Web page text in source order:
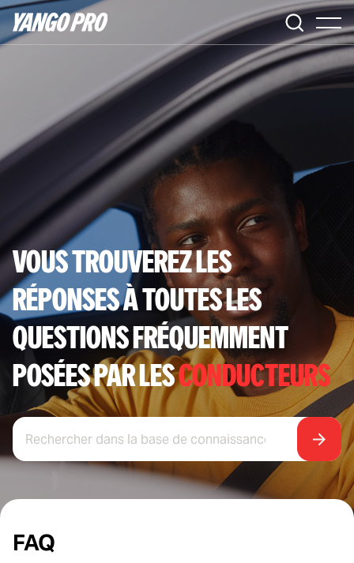
VOUS TROUVEREZ LES
RÉPONSES À TOUTES LES
QUESTIONS FRÉQUEMMENT
POSÉES PAR LESCONDUCTEURS
FAQ